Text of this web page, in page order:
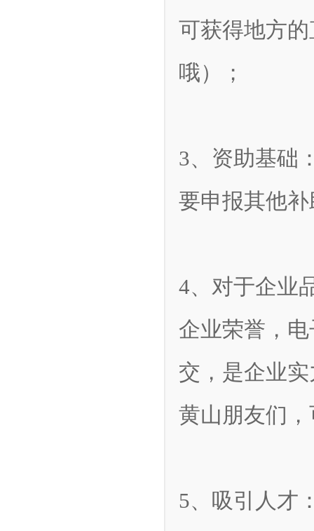
可获得地方
哦）；
3、资助基础
要申报其他
4、对于企业
企业荣誉，
交，是企业
黄山朋友们
5、吸引人才